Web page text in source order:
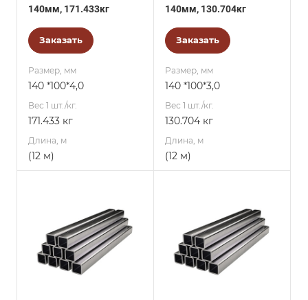
140мм, 171.433кг
Заказать
Размер, мм
140 *100*4,0
Вес 1 шт./кг.
171.433 кг
Длина, м
(12 м)
140мм, 130.704кг
Заказать
Размер, мм
140 *100*3,0
Вес 1 шт./кг.
130.704 кг
Длина, м
(12 м)